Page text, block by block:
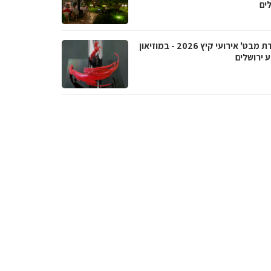
'נקודת מבט' אירועי קיץ 2026 - במוזיאון
ירושלים